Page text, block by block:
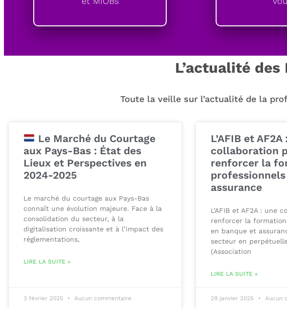
L’actualité
Toute la veille sur l’actualité de la
Le Marché du Courtage
aux Pays-Bas : État des
Lieux et Perspectives en
2024-2025
Le marché du courtage aux Pays-Bas
connaît une évolution majeure. Face à la
consolidation du secteur, à la
digitalisation croissante et à l’impact des
réglementations,
LIRE LA SUITE »
3 février 2025 Aucun commentaire
L’AFIB et AF2A
collaboration
renforcer la
assurance
L’AFIB et AF2A : une
renforcer la
en banque et
secteur en
(Association
LIRE LA SUITE »
29 janvier 2025 Aucun